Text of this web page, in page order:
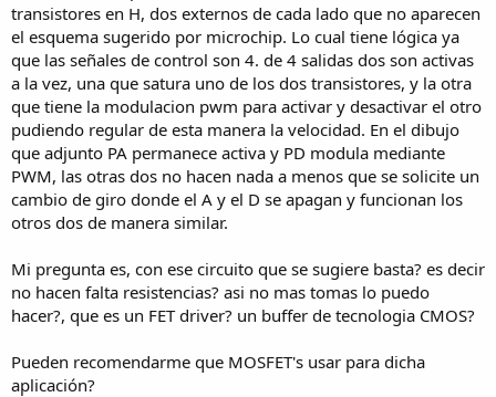
transistores en H, dos externos de cada lado que no aparecen
el esquema sugerido por microchip. Lo cual tiene lógica ya
que las señales de control son 4. de 4 salidas dos son activas
a la vez, una que satura uno de los dos transistores, y la otra
que tiene la modulacion pwm para activar y desactivar el otro
pudiendo regular de esta manera la velocidad. En el dibujo
que adjunto PA permanece activa y PD modula mediante
PWM, las otras dos no hacen nada a menos que se solicite un
cambio de giro donde el A y el D se apagan y funcionan los
otros dos de manera similar.
Mi pregunta es, con ese circuito que se sugiere basta? es decir
no hacen falta resistencias? asi no mas tomas lo puedo
hacer?, que es un FET driver? un buffer de tecnologia CMOS?
Pueden recomendarme que MOSFET's usar para dicha
aplicación?